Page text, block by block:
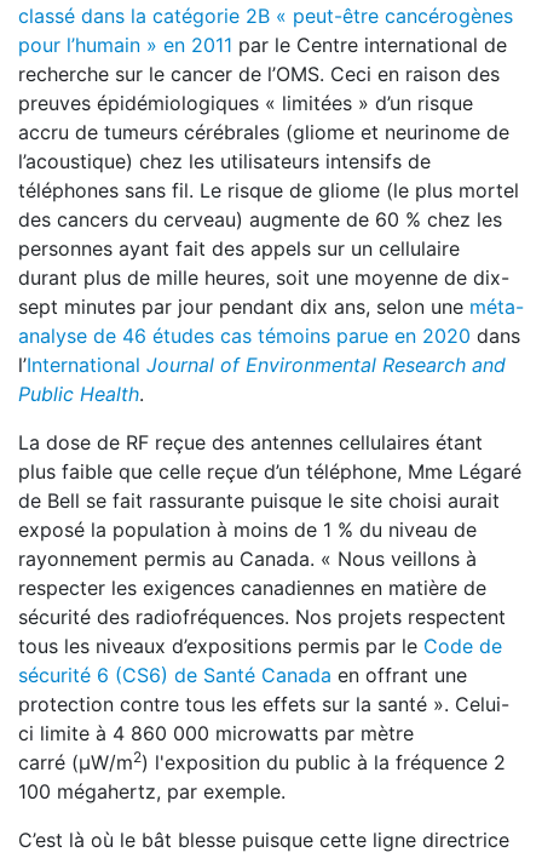
classé dans la catégorie 2B « peut-être cancérogènes
pour l’humain » en 2011 par le Centre international de
recherche sur le cancer de l’OMS. Ceci en raison des
preuves épidémiologiques « limitées » d’un risque
accru de tumeurs cérébrales (gliome et neurinome de
l’acoustique) chez les utilisateurs intensifs de
téléphones sans fil. Le risque de gliome (le plus mortel
des cancers du cerveau) augmente de 60 % chez les
personnes ayant fait des appels sur un cellulaire
durant plus de mille heures, soit une moyenne de dix-
sept minutes par jour pendant dix ans, selon une méta-
analyse de 46 études cas témoins parue en 2020 dans
l’International Journal of Environmental Research and
Public Health.
La dose de RF reçue des antennes cellulaires étant
plus faible que celle reçue d’un téléphone, Mme Légaré
de Bell se fait rassurante puisque le site choisi aurait
exposé la population à moins de 1 % du niveau de
rayonnement permis au Canada. « Nous veillons à
respecter les exigences canadiennes en matière de
sécurité des radiofréquences. Nos projets respectent
tous les niveaux d’expositions permis par le Code de
sécurité 6 (CS6) de Santé Canada en offrant une
protection contre tous les effets sur la santé ». Celui-
ci limite à 4 860 000 microwatts par mètre
carré (μW/m2) l'exposition du public à la fréquence 2
100 mégahertz, par exemple.
C’est là où le bât blesse puisque cette ligne directrice